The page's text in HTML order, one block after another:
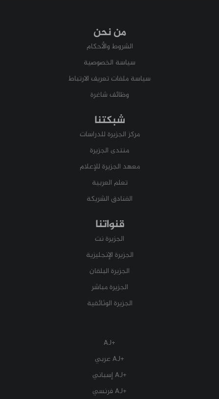
من نحن
الشروط والأحكام
سياسة الخصوصية
سياسة ملفات تعريف الارتباط
وظائف شاغرة
شبكتنا
مركز الجزيرة للدراسات
منتدى الجزيرة
معهد الجزيرة للإعلام
تعلم العربية
الفنادق الشريكة
قنواتنا
الجزيرة نت
الجزيرة الإنجليزية
الجزيرة البلقان
الجزيرة مباشر
الجزيرة الوثائقية
+AJ
+AJ عربي
+AJ إسباني
+AJ فرنسي